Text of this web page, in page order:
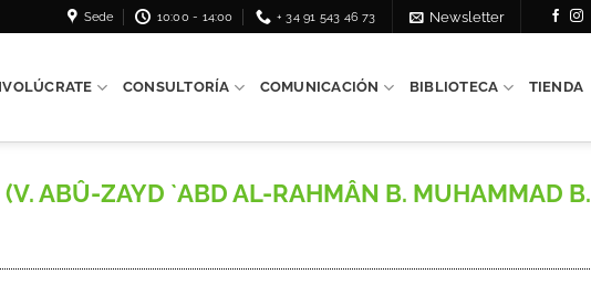
Sede 10:00 - 14:00 + 34 91 543 46 73 Newsletter
CONSULTORÍA COMUNICACIÓN BIBLIOTECA TIENDA
ABÛ-ZAYD `ABD AL-RAHMÂN B. MUHAMMAD B.